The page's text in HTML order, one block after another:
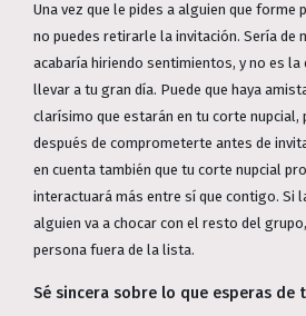
Una vez que le pides a alguien que forme
no puedes retirarle la invitación. Sería de
acabaría hiriendo sentimientos, y no es la
llevar a tu gran día. Puede que haya
clarísimo que estarán en tu corte nupcial,
después de comprometerte antes de
en cuenta también que tu corte nupcial
interactuará más entre sí que contigo. Si
alguien va a chocar con el resto del
persona fuera de la lista.
Sé sincera sobre lo que esperas de